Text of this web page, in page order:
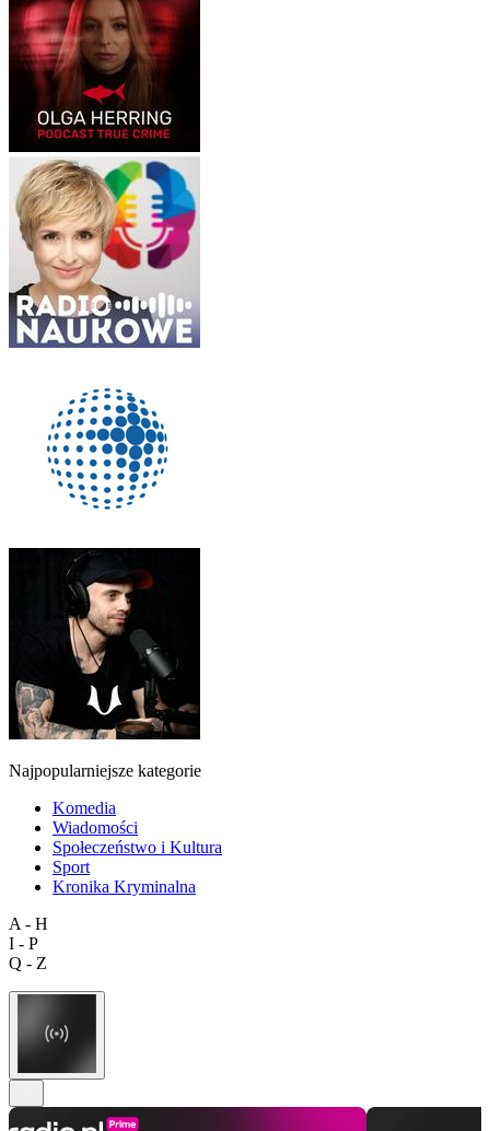
Najpopularniejsze kategorie
Komedia
Wiadomości
Społeczeństwo i Kultura
Sport
Kronika Kryminalna
A - H
I - P
Q - Z